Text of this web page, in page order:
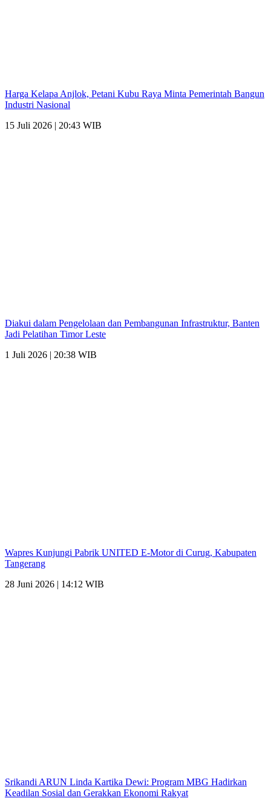
Harga Kelapa Anjlok, Petani Kubu Raya Minta Pemerintah Bangun
Industri Nasional
15 Juli 2026 | 20:43 WIB
Diakui dalam Pengelolaan dan Pembangunan Infrastruktur, Banten
Jadi Pelatihan Timor Leste
1 Juli 2026 | 20:38 WIB
Wapres Kunjungi Pabrik UNITED E-Motor di Curug, Kabupaten
Tangerang
28 Juni 2026 | 14:12 WIB
Srikandi ARUN Linda Kartika Dewi: Program MBG Hadirkan
Keadilan Sosial dan Gerakkan Ekonomi Rakyat